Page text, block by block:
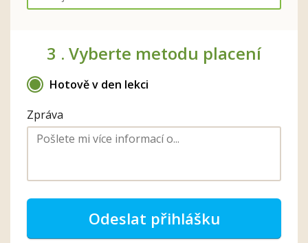
3 . Vyberte metodu placení
Hotově v den lekci
Zpráva
Odeslat přihlášku